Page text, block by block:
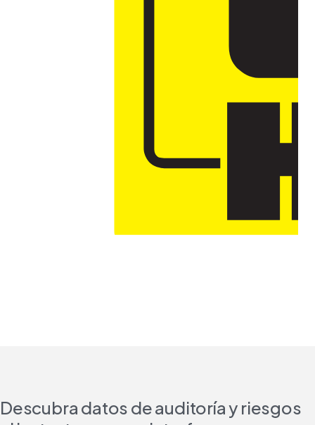
Descubra datos de auditoría y riesgos